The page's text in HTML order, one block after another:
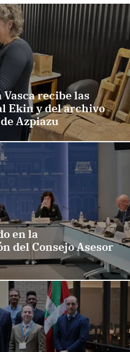
recibe las
Ekin y del archivo
Azpiazu
en la
del Consejo Asesor